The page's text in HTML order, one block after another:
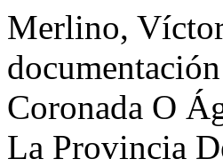
Merlino,
Coronada O
La Provincia